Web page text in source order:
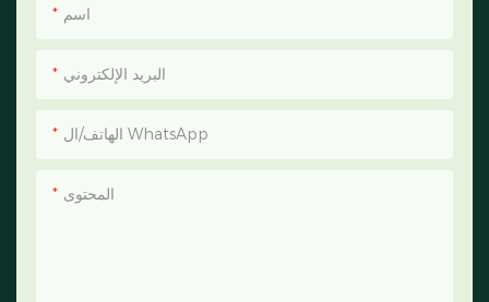
اسم
البريد الإلكتروني
الهاتف/ال WhatsApp
المحتوى